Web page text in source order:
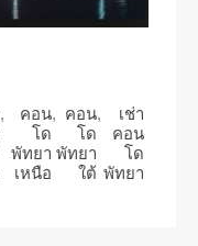
,
คอน
โด
พัทยา
เหนือ
, คอน
โด
พัทยา
ใต้
,
เช่า
คอน
โด
พัทยา